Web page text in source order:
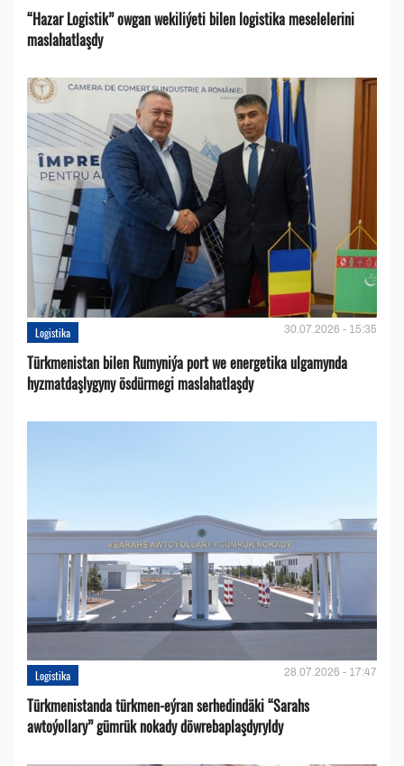
“Hazar Logistik” owgan wekiliýeti bilen logistika meselelerini
maslahatlaşdy
Logistika 30.07.2026 - 15:35
Türkmenistan bilen Rumyniýa port we energetika ulgamynda
hyzmatdaşlygyny ösdürmegi maslahatlaşdy
Logistika 28.07.2026 - 17:47
Türkmenistanda türkmen-eýran serhedindäki “Sarahs
awtoýollary” gümrük nokady döwrebaplaşdyryldy